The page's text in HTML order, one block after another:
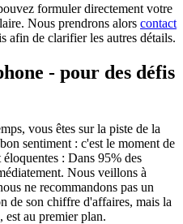
formuler directement votre
Nous prendrons alors contact
afin de clarifier les autres détails.
- pour des défis
vous êtes sur la piste de la
sentiment : c'est le moment de
: Dans 95% des
Nous veillons à
ne recommandons pas un
de son chiffre d'affaires, mais la
est au premier plan.